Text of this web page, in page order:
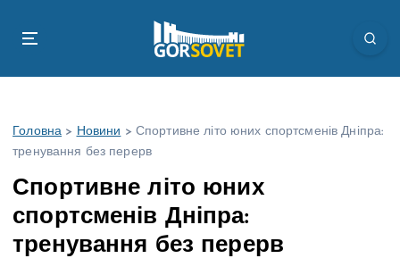
Головна > Новини > Спортивне літо юних спортсменів Дніпра:
тренування без перерв
Спортивне літо юних
спортсменів Дніпра:
тренування без перерв